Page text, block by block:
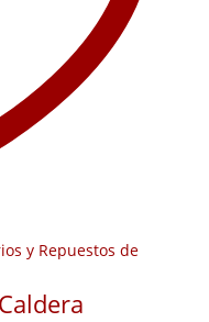
y Repuestos de